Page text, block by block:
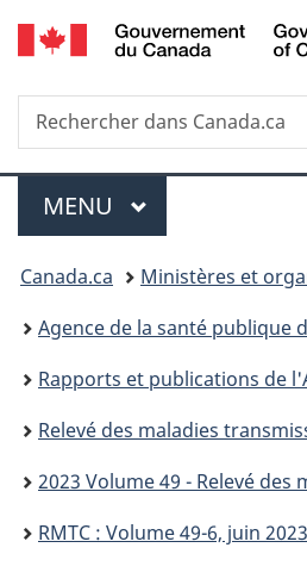
au
à
Au
du
à
Recherche
Rechercher
dans
Menu
MENU PRINCIPAL
Vous
êtes
ici :
Canada.ca
Ministères et
Agence de la santé publique
Rapports et publications de l'Agence de
Relevé des maladies
2023 Volume 49 - Relevé des maladies
RMTC : Volume 49-6, juin 2023 : Les